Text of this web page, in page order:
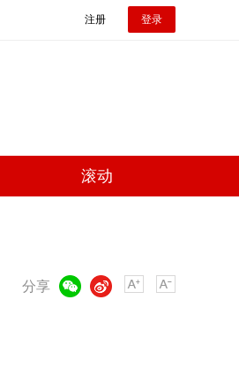
注册 登录
滚动
分享
微博